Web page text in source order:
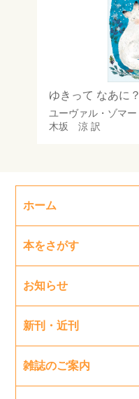
ゆきって なあに？
ユーヴァル・ゾマー
木坂 涼訳
ホーム
本をさがす
お知らせ
新刊・近刊
雑誌のご案内